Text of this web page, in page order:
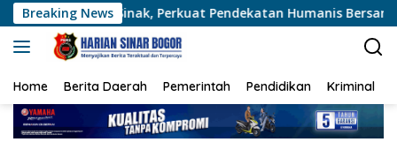
Langsung
ke
konten
Breaking News
Perkuat Pendekatan Humanis Bersama Masyarakat
Home Berita Daerah Pemerintah Pendidikan Kriminal